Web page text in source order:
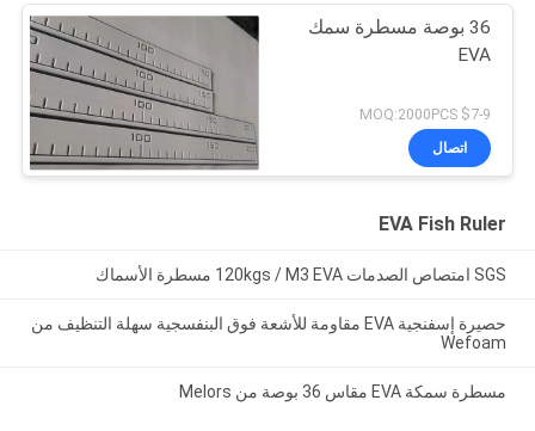
36 بوصة مسطرة سمك
EVA
$7-9 MOQ:2000PCS
اتصال
EVA Fish Ruler
SGS امتصاص الصدمات 120kgs / M3 EVA مسطرة الأسماك
حصيرة إسفنجية EVA مقاومة للأشعة فوق البنفسجية سهلة التنظيف من
Wefoam
مسطرة سمكة EVA مقاس 36 بوصة من Melors